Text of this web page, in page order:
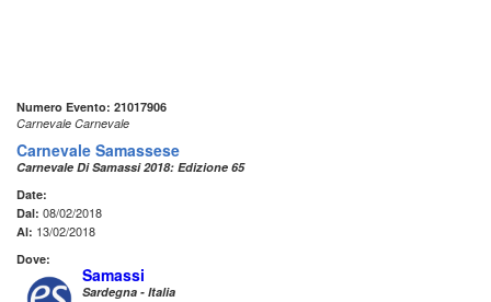
Numero Evento: 21017906
Carnevale Carnevale
Carnevale Samassese
Carnevale Di Samassi 2018: Edizione 65
Date:
Dal: 08/02/2018
Al: 13/02/2018
Dove:
Samassi
Sardegna - Italia